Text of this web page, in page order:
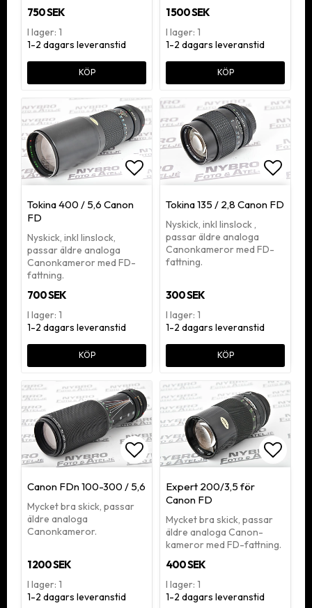
750 SEK
I lager: 1
1-2 dagars leveranstid
KÖP
1 500 SEK
I lager: 1
1-2 dagars leveranstid
KÖP
Lägg till i favoritlistan
Tokina 400 / 5,6 Canon
FD
Nyskick, inkl linslock,
passar äldre analoga
Canonkameror med FD-
fattning.
700 SEK
I lager: 1
1-2 dagars leveranstid
KÖP
Lägg
Tokina 135 / 2,8 Canon FD
Nyskick, inkl linslock ,
passar äldre analoga
Canonkameror med FD-
fattning.
300 SEK
I lager: 1
1-2 dagars leveranstid
KÖP
Canon FDn 100-300 / 5,6
Mycket bra skick, passar
äldre analoga
Canonkameror.
1 200 SEK
I lager: 1
1-2 dagars leveranstid
Expert 200/3,5 för
Canon FD
Mycket bra skick, passar
äldre analoga Canon-
kameror med FD-fattning.
400 SEK
I lager: 1
1-2 dagars leveranstid